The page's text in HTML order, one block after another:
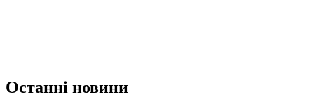
Останні новини